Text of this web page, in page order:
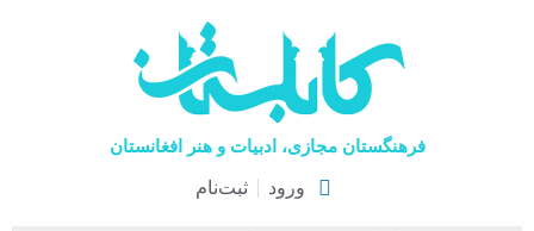
فرهنگستان مجازی، ادبیات و هنر افغانستان
ورود ثبت‌نام